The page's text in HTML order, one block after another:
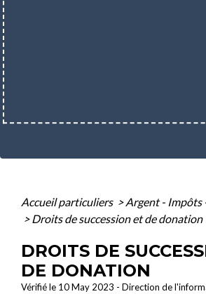
Accueil particuliers > Argent - Impôts
> Droits de succession et de donation
DROITS DE
DE DONATION
Vérifié le 10 May 2023 - Direction de